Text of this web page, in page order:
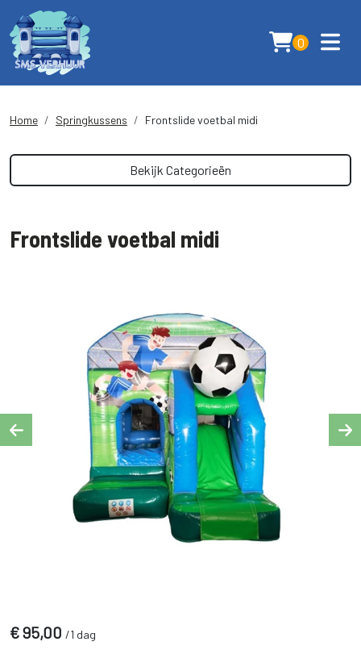
0
Home Springkussens Frontslide voetbal midi
Bekijk Categorieën
Frontslide voetbal midi
€95,00 /1 dag
Previous